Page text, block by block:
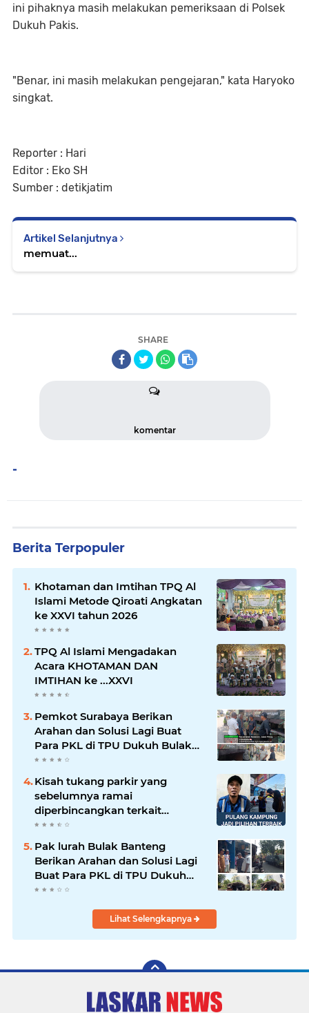
ini pihaknya masih melakukan pemeriksaan di Polsek
Dukuh Pakis.
"Benar, ini masih melakukan pengejaran," kata Haryoko
singkat.
Reporter : Hari
Editor : Eko SH
Sumber : detikjatim
Artikel Selanjutnya
memuat...
SHARE
komentar
-
Berita Terpopuler
Khotaman dan Imtihan TPQ Al
Islami Metode Qiroati Angkatan
ke XXVI tahun 2026
TPQ Al Islami Mengadakan
Acara KHOTAMAN DAN
IMTIHAN ke ...XXVI
Pemkot Surabaya Berikan
Arahan dan Solusi Lagi Buat
Para PKL di TPU Dukuh Bulak
Banteng Surabaya
Kisah tukang parkir yang
sebelumnya ramai
diperbincangkan terkait
persoalan parkir gratis di
kini memasuki babak baru.
Pak lurah Bulak Banteng
Berikan Arahan dan Solusi Lagi
Buat Para PKL di TPU Dukuh
Bulak Banteng Surabaya
Lihat Selengkapnya